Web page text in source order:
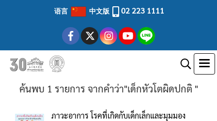
语言 中文版 02 223 1111
ค้นพบ 1 รายการ จากคำว่า"เด็กหัวโตผิดปกติ "
ภาวะอาการ โรคที่เกิดกับเด็กเล็กและมุมมอง